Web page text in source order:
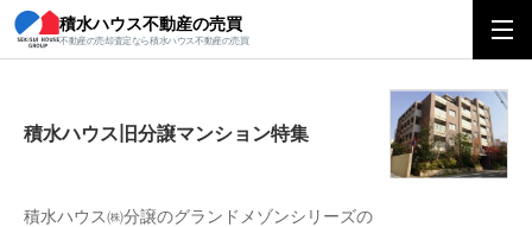
積水ハウス不動産の売買
不動産の売却査定なら積水ハウス不動産の売買
積水ハウス旧分譲マンション特集
積水ハウス旧分譲マンション特集
積水ハウス㈱分譲のグランドメゾンシリーズの